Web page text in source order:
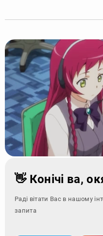
👋 Конічі ва,
Раді вітати Вас в нашому
запитання - зверн